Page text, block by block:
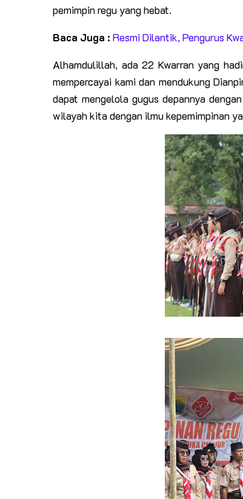
pemimpin regu yang hebat.
Baca Juga : Resmi Dilantik, Pengurus
Alhamdulillah, ada 22 Kwarran yang
mempercayai kami dan mendukung
dapat mengelola gugus depannya
wilayah kita dengan ilmu kepemimpinan